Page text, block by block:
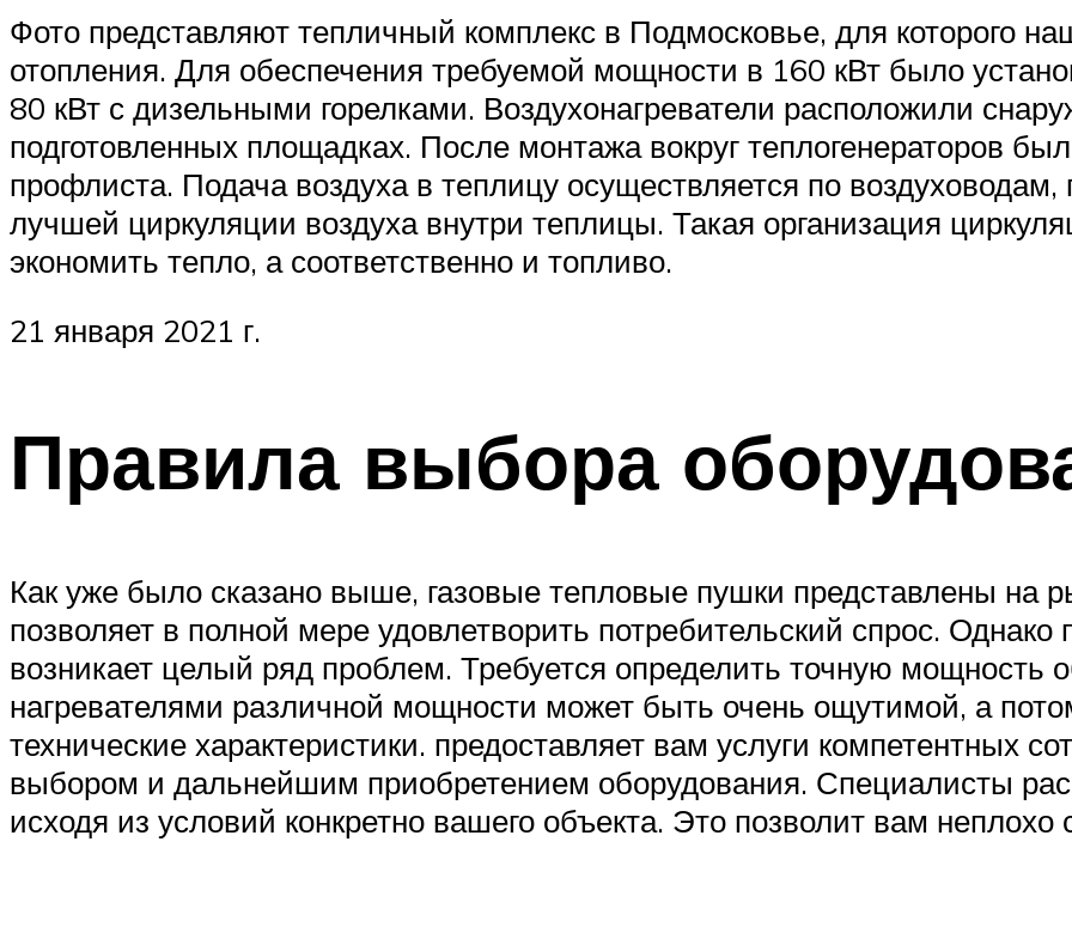
Фото представляют тепличный комплекс в Подмосковье, для которого
отопления. Для обеспечения требуемой мощности в 160 кВт было
80 кВт с дизельными горелками. Воздухонагреватели расположили
подготовленных площадках. После монтажа вокруг теплогенераторов
профлиста. Подача воздуха в теплицу осуществляется по
лучшей циркуляции воздуха внутри теплицы. Такая организация
экономить тепло, а соответственно и топливо.
21 января 2021 г.
Правила выбора
Как уже было сказано выше, газовые тепловые пушки представлены на
позволяет в полной мере удовлетворить потребительский спрос.
возникает целый ряд проблем. Требуется определить точную мощность
нагревателями различной мощности может быть очень ощутимой, а
технические характеристики. предоставляет вам услуги компетентных
выбором и дальнейшим приобретением оборудования. Специалисты
исходя из условий конкретно вашего объекта. Это позволит вам неплохо